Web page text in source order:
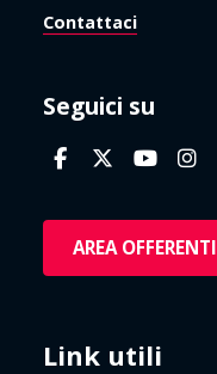
Contattaci
Seguici su
AREA OFFERENTI
Link utili